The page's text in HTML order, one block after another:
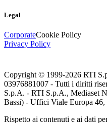
Legal
CorporateCookie Policy
Privacy Policy
Copyright © 1999-2026 RTI
03976881007 - Tutti i diritti
S.p.A. - RTI S.p.A., Mediaset
Bassi) - Uffici Viale Europa
Rispetto ai contenuti e ai dati